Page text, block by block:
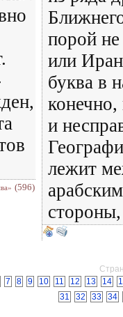
(596)
порой
или
буква в
конечно,
и
лежит
7 8 9 10 11 12 13 14
31
32 33 34